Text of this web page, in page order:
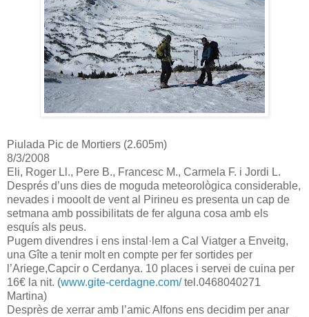
Piulada Pic de Mortiers (2.605m)
8/3/2008
Eli, Roger Ll., Pere B., Francesc M., Carmela F. i Jordi L.
Després d’uns dies de moguda meteorològica considerable,
nevades i mooolt de vent al Pirineu es presenta un cap de
setmana amb possibilitats de fer alguna cosa amb els
esquís als peus.
Pugem divendres i ens instal·lem a Cal Viatger a Enveitg,
una Gîte a tenir molt en compte per fer sortides per
l’Ariege,Capcir o Cerdanya. 10 places i servei de cuina per
16€ la nit. (www.gite-cerdagne.com/tel.0468040271
Martina)
Desprès de xerrar amb l’amic Alfons ens decidim per anar